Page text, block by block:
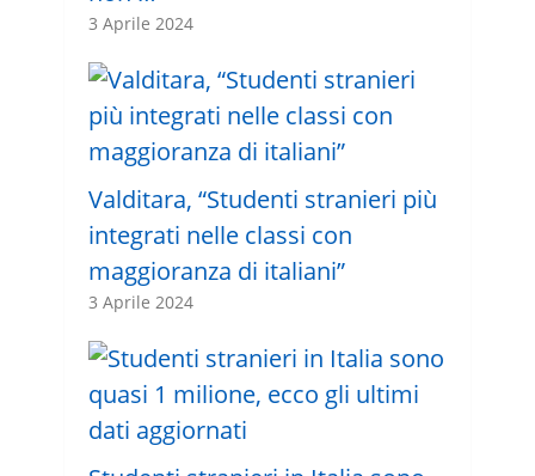
3 Aprile 2024
Valditara, “Studenti stranieri più
integrati nelle classi con
maggioranza di italiani”
3 Aprile 2024